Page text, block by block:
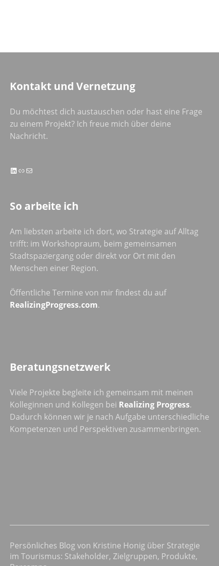
Kontakt und Vernetzung
Du möchtest dich austauschen oder hast eine Frage
zu einem Projekt? Ich freue mich über deine
Nachricht.
LinkedIn
LinkE-Mail
So arbeite ich
Am liebsten arbeite ich dort, wo Strategie auf Alltag
trifft: im Workshopraum, beim gemeinsamen
Stadtspaziergang oder direkt vor Ort mit den
Menschen einer Region.
Öffentliche Termine von mir findest du auf
RealizingProgress.com.
Beratungsnetzwerk
Viele Projekte begleite ich gemeinsam mit meinen
Kolleginnen und Kollegen bei Realizing Progress.
Dadurch können wir je nach Aufgabe unterschiedliche
Kompetenzen und Perspektiven zusammenbringen.
Persönliches Blog von Kristine Honig über Strategie
im Tourismus: Stakeholder, Zielgruppen, Produkte,